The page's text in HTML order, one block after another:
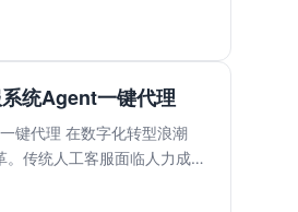
统Agent一键代理
键代理 在数字化转型浪潮
传统人工客服面临人力成本